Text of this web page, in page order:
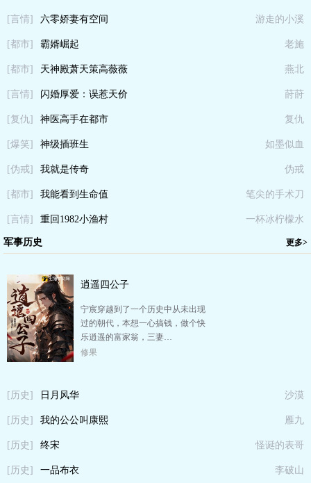
[言情] 六零娇妻有空间 游走的小溪
[都市] 霸婿崛起 老施
[都市] 天神殿萧天策高薇薇 燕北
[言情] 闪婚厚爱：误惹天价
老公
莳莳
[复仇] 神医高手在都市 复仇
[爆笑] 神级插班生 如墨似血
[伪戒] 我就是传奇 伪戒
[都市] 我能看到生命值 笔尖的手术刀
[言情] 重回1982小渔村 一杯冰柠檬水
军事历史 更多>
逍遥四公子
宁宸穿越到了一个历史中从未出现
过的朝代，本想一心搞钱，做个快
乐逍遥的富家翁，三妻…
修果
[历史] 日月风华 沙漠
[历史] 我的公公叫康熙 雁九
[历史] 终宋 怪诞的表哥
[历史] 一品布衣 李破山